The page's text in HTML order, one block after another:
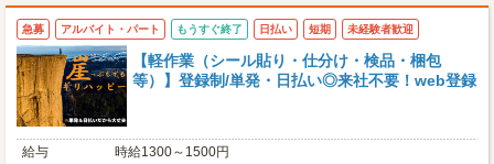
急募 アルバイト・パート もうすぐ終了 日払い 短期 未経験者歓迎
【軽作業（シール貼り・仕分け・検品・梱包
等）】登録制/単発・日払い◎来社不要！web登録
給与
時給1300～1500円